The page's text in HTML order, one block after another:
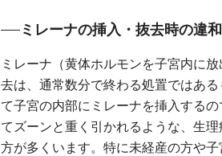
ミレーナの挿入・抜去時の違
ミレーナ（黄体ホルモンを子宮内に
去は、通常数分で終わる処置ではあ
て子宮の内部にミレーナを挿入する
てズーンと重く引かれるような、生
方が多くいます。特に未経産の方や